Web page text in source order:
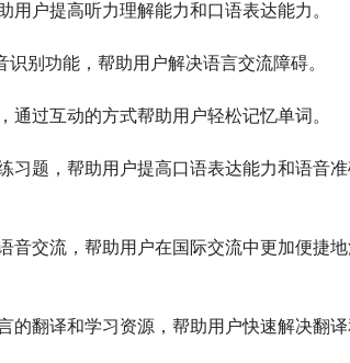
户提高听力理解能力和口语表达能力。
别功能，帮助用户解决语言交流障碍。
过互动的方式帮助用户轻松记忆单词。
习题，帮助用户提高口语表达能力和语音准
音交流，帮助用户在国际交流中更加便捷地
的翻译和学习资源，帮助用户快速解决翻译